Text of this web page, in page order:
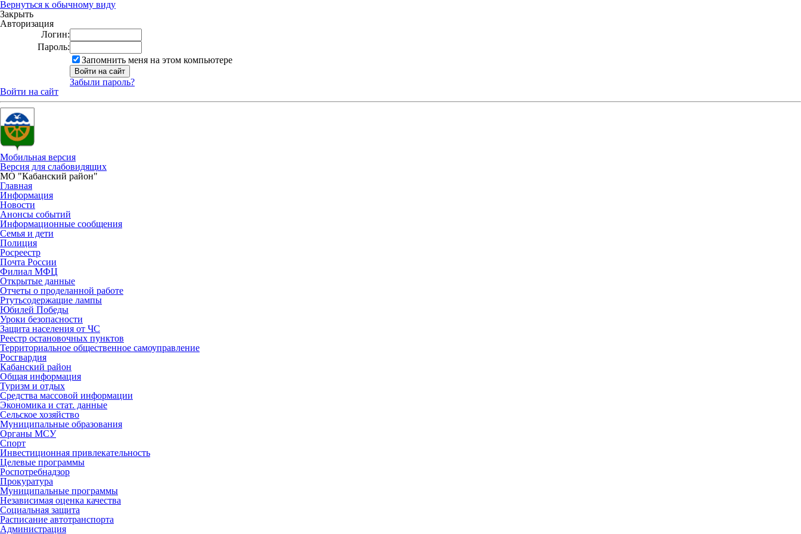
Вернуться к обычному виду
Закрыть
Авторизация
Логин:
Пароль:
Запомнить меня на этом компьютере
Забыли пароль?
Войти на сайт
Мобильная версия
Версия для слабовидящих
МО "Кабанский район"
Главная
Информация
Новости
Анонсы событий
Информационные сообщения
Семья и дети
Полиция
Росреестр
Почта России
Филиал МФЦ
Открытые данные
Отчеты о проделанной работе
Ртутьсодержащие лампы
Юбилей Победы
Уроки безопасности
Защита населения от ЧС
Реестр остановочных пунктов
Территориальное общественное самоуправление
Росгвардия
Кабанский район
Общая информация
Туризм и отдых
Средства массовой информации
Экономика и стат. данные
Сельское хозяйство
Муниципальные образования
Органы МСУ
Спорт
Инвестиционная привлекательность
Целевые программы
Роспотребнадзор
Прокуратура
Муниципальные программы
Независимая оценка качества
Социальная защита
Расписание автотранспорта
Администрация